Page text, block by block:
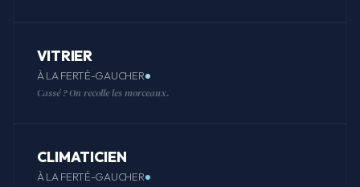
VITRIER
À LA FERTÉ-GAUCHER
Cassé ? On recolle les morceaux.
CLIMATICIEN
À LA FERTÉ-GAUCHER